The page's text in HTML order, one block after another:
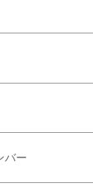
バー